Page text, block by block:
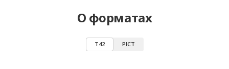
О форматах
T42 PICT